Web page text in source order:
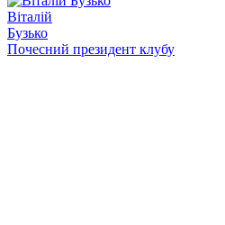
Віталій
Бузько
Почесний президент клубу